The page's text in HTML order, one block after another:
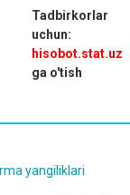
Tadbirkorlar
uchun:
hisobot.stat.uz
ga o'tish
yangiliklari